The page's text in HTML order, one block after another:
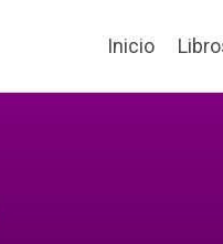
Inicio